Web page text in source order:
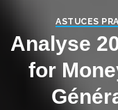
ASTUCES
Analyse
for